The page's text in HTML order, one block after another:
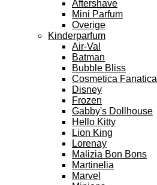
Aftershave
Mini Parfum
Overige
Kinderparfum
Air-Val
Batman
Bubble Bliss
Cosmetica Fanatica
Disney
Frozen
Gabby's Dollhouse
Hello Kitty
Lion King
Lorenay
Malizia Bon Bons
Martinelia
Marvel